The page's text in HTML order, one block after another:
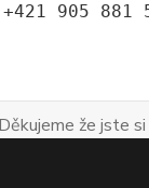
905 881
Děkujeme že jste